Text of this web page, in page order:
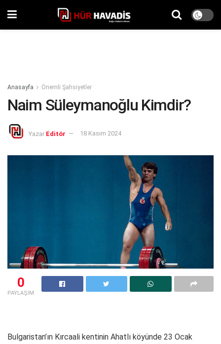
Anasayfa Önemli Şahsiyetler
Naim Süleymanoğlu Kimdir?
Yazar Editör 18 Kasım 2024
0
PAYLAŞIM
Bulgaristan’ın Kırcaali kentinin Ahatlı köyünde 23 Ocak